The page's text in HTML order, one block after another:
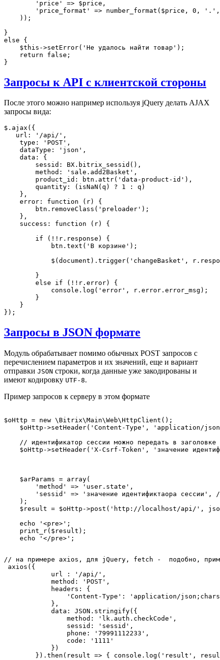
        'price' => $price,
'price_format' => number_format($price, 0,
    ));
}
else {
    $this->setError('Не удалось найти товар');
    return false;
Запросы к API с клиентской стороны
После этого можно например используя jQuery делать AJAX
запросы вида:
$.ajax({
   url: '/api/',
    type: 'POST',
    dataType: 'json',
    data: {
        sessid: BX.bitrix_sessid(),
        method: 'sale.add2Basket',
        product_id: btn.attr('data-product-id'),
        quantity: (isNaN(q) ? 1 : q)
    },
    error: function (r) {
        btn.removeClass('preloader');
    },
    success: function (r) {
        if (!!r.response) {
            btn.text('В корзине');
$(document).trigger('changeBasket',
        }
        else if (!!r.error) {
console.log('error',
        }
    }
Запросы в JSON формате
Модуль обрабатывает помимо обычных POST запросов с
перечислением параметров и их значений, еще и вариант
отправки JSON строки, когда данные уже закодированы и
имеют кодировку UTF-8.
Пример запросов к серверу в этом формате
$oHttp = new \Bitrix\Main\Web\HttpClient();
$oHttp->setHeader('Content-Type', 'application/
// идентификатор сессии можно передать в заголовке
$oHttp->setHeader('X-Csrf-Token', 'значение
    $arParams = array(
        'method' => 'user.state',
'sessid' => 'значение идентификтаора сессии',
    );
$result = $oHttp->post('http://localhost/api/',
    echo '<pre>';
    print_r($result);
    echo '</pre>';
// на примере axios, для jQuery, fetch -  подобно,
axios({
            url : '/api/',
            method: 'POST',
            headers: {
'Content-Type': 'application/
            },
            data: JSON.stringify({
                method: 'lk.auth.checkCode',
                sessid: 'sessid',
                phone: '79991112233',
                code: '1111'
            })
}).then(result => { console.log('result',